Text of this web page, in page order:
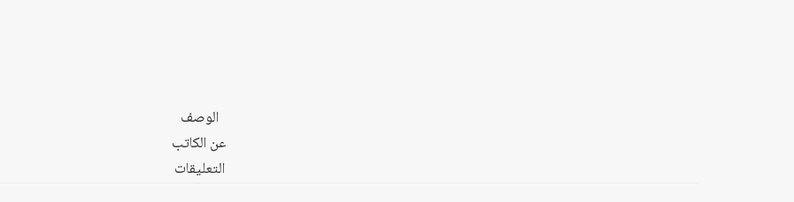
الوصف
عن الكاتب
التعليقات